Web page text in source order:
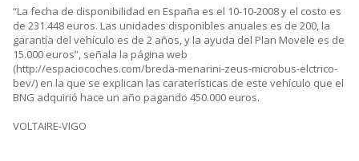
“La fecha de disponibilidad en España es el 10-10-2008 y el costo es
de 231.448 euros. Las unidades disponibles anuales es de 200, la
garantía del vehículo es de 2 años, y la ayuda del Plan Movele es de
15.000 euros”, señala la página web
(http://espaciocoches.com/breda-menarini-zeus-microbus-elctrico-
bev/) en la que se explican las caraterísticas de este vehículo que el
BNG adquirió hace un año pagando 450.000 euros.
VOLTAIRE-VIGO